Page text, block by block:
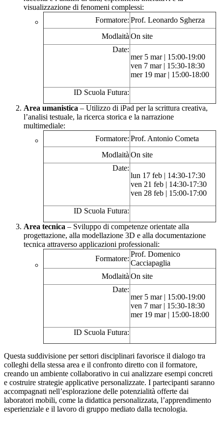
visualizzazione di fenomeni complessi:
Formatore: Prof. Leonardo Sgherza
Modlaità On site
Date:
mer 5 mar | 15:00-19:00
ven 7 mar | 15:30-18:30
mer 19 mar | 15:00-18:00
ID Scuola Futura:
Area umanistica – Utilizzo di iPad per la scrittura creativa,
l’analisi testuale, la ricerca storica e la narrazione
multimediale:
Formatore: Prof. Antonio Cometa
Modlaità On site
Date:
lun 17 feb | 14:30-17:30
ven 21 feb | 14:30-17:30
ven 28 feb | 15:00-17:00
ID Scuola Futura:
Area tecnica – Sviluppo di competenze orientate alla
progettazione, alla modellazione 3D e alla documentazione
tecnica attraverso applicazioni professionali:
Formatore:
Prof. Domenico
Cacciapaglia
Modlaità On site
Date:
mer 5 mar | 15:00-19:00
ven 7 mar | 15:30-18:30
mer 19 mar | 15:00-18:00
ID Scuola Futura:
Questa suddivisione per settori disciplinari favorisce il dialogo tra
colleghi della stessa area e il confronto diretto con il formatore,
creando un ambiente collaborativo in cui analizzare esempi concreti
e costruire strategie applicative personalizzate. I partecipanti saranno
accompagnati nell’esplorazione delle potenzialità offerte dai
laboratori mobili, come la didattica personalizzata, l’apprendimento
esperienziale e il lavoro di gruppo mediato dalla tecnologia.